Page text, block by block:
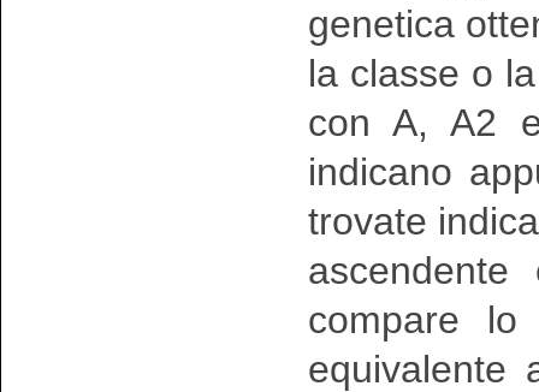
genetica
la classe o
con A, A2
indicano
trovate
compare
equivalente